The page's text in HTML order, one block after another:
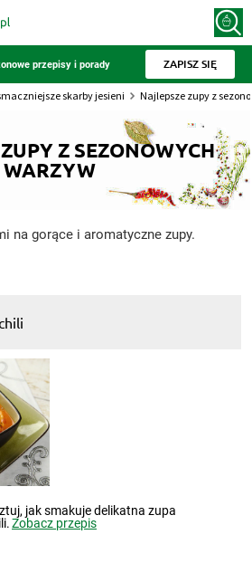
przepisy i porady ZAPISZ SIĘ
skarby jesieni Najlepsze zupy z
Z SEZONOWYCH
WARZYW
na gorące i aromatyczne zupy.
jak smakuje delikatna zupa
Zobacz przepis